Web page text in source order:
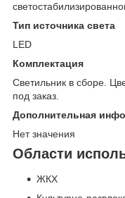
Тип источника света
LED
Комплектация
Светильник в сборе.
под заказ.
Дополнительная
Нет значения
Области
ЖКХ